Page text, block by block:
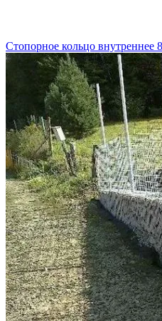
Стопорное кольцо